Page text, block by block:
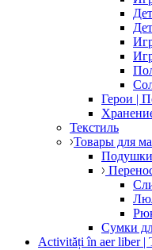
Герои |
Текстиль
Товары для
Подушки
Сумки
Activități în aer liber |